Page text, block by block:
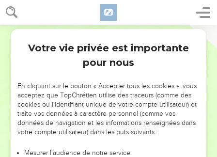
NE MANQUEZ PAS L’ÉVÉNEMENT
DE L’ANNÉE !
ET SI LEURS ERREURS POUVAIENT VOUS ÉVITER LES
VOTRES ?
leur foi ou leur vision. Mais on voit moins les doutes, les erreurs
Votre vie privée est importante
pour nous
En cliquant sur le bouton « Accepter tous les cookies », vous
acceptez que TopChrétien utilise des traceurs (comme des
cookies ou l'identifiant unique de votre compte utilisateur) et
traite vos données à caractère personnel (comme vos
données de navigation et les informations renseignées dans
votre compte utilisateur) dans les buts suivants :
Mesurer l'audience de notre service